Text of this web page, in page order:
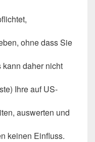
ohne dass Sie
daher nicht
Ihre auf US-
auswerten und
keinen Einfluss.